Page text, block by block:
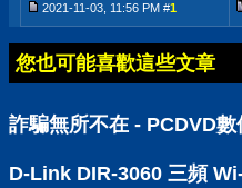
2021-11-03, 11:56 PM #1
您也可能喜歡這些文章
詐騙無所不在 - PCDVD
D-Link DIR-3060 三頻